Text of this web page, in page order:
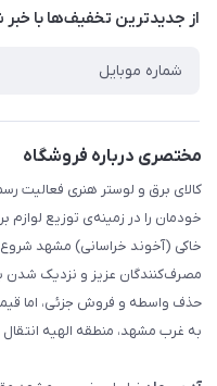
درباره ما
قوانین و مقررات
حریم خصوصی
از جدید‌ترین تخفیف‌ها با‌ خبر
مختصری درباره فروشگاه
خودمان را در زمینه‌ی توزیع
خاکی (آخوند خراسانی) مشهد
مصرف‌کنندگان عزیز و نزدیک شدن
حذف واسطه و فروش جزئی، اما
به غرب مشهد، منطقه الهیه انتقال